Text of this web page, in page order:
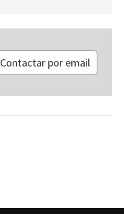
Contactar por email